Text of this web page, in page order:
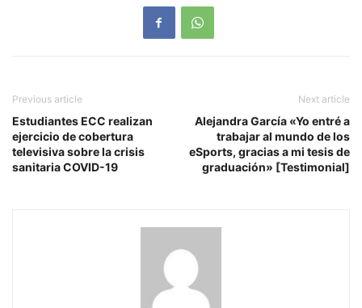
Previous article
Estudiantes ECC realizan
ejercicio de cobertura
televisiva sobre la crisis
sanitaria COVID-19
Next article
Alejandra García «Yo entré a
trabajar al mundo de los
eSports, gracias a mi tesis de
graduación» [Testimonial]